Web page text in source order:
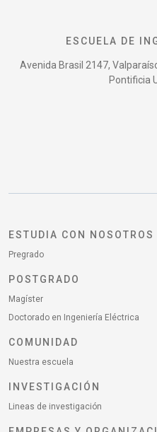
ESCUELA DE
Avenida Brasil 2147,
Pontificia
ESTUDIA CON NOSOTROS
Pregrado
POSTGRADO
Magíster
Doctorado en Ingeniería Eléctrica
COMUNIDAD
Nuestra escuela
INVESTIGACIÓN
Lineas de investigación